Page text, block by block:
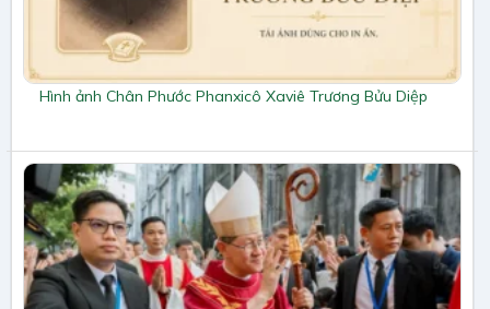
Hình ảnh Chân Phước Phanxicô Xaviê Trương Bửu Diệp